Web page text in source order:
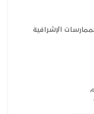
الإشرافية